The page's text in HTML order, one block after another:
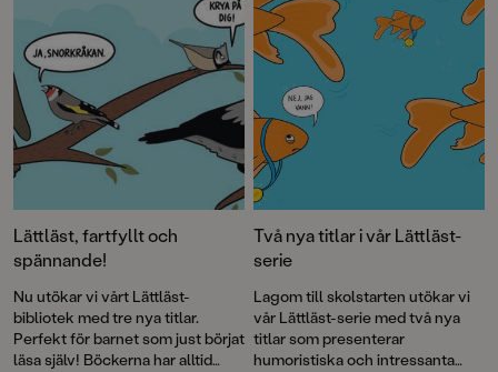
Monsterstaden, med
illustrationer av Gustaf Lord.
Lättläst, fartfyllt och
spännande!
Nu utökar vi vårt Lättläst-
bibliotek med tre nya titlar.
Perfekt för barnet som just börjat
läsa själv! Böckerna har alltid
Två nya titlar i vår Lättläst-
serie
Lagom till skolstarten utökar vi
vår Lättläst-serie med två nya
titlar som presenterar
humoristiska och intressanta